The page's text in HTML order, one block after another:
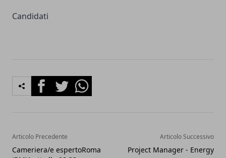
Candidati
FacebookTwitterWhatsapp
Articolo Precedente
Cameriera/e espertoRoma
Articolo Successivo
Project Manager - Energy